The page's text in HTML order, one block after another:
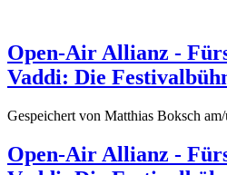
Open-Air Allianz -
Vaddi: Die
Gespeichert von Matthias Boksch
Open-Air Allianz -